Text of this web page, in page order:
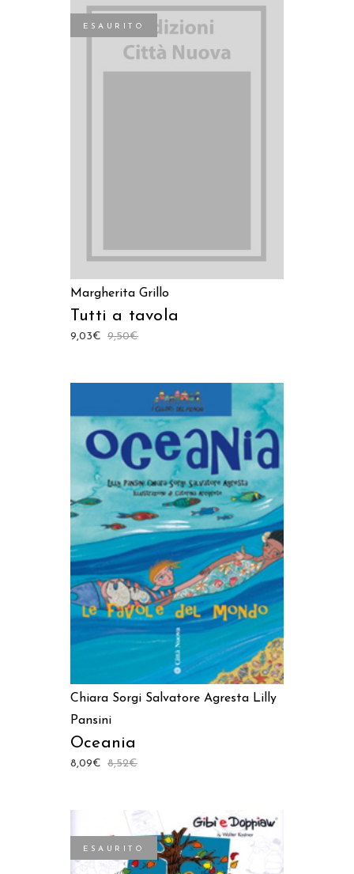
ESAURITO
Margherita Grillo
Tutti a tavola
9,50€
9,03€
AGGIUNGI AL CARRELLO
Chiara Sorgi Salvatore Agresta Lilly
Pansini
Oceania
8,52€
8,09€
ESAURITO